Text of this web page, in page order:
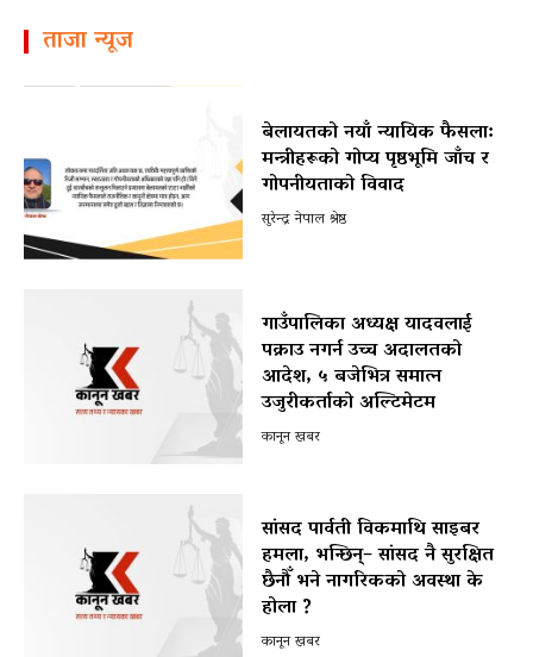
ताजा न्यूज
बेलायतको नयाँ न्यायिक फैसला:
मन्त्रीहरूको गोप्य पृष्ठभूमि जाँच र
गोपनीयताको विवाद
सुरेन्द्र नेपाल श्रेष्ठ
गाउँपालिका अध्यक्ष यादवलाई
पक्राउ नगर्न उच्च अदालतको
आदेश, ५ बजेभित्र समात्न
उजुरीकर्ताको अल्टिमेटम
कानून खबर
सांसद पार्वती विकमाथि साइबर
हमला, भन्छिन्– सांसद नै सुरक्षित
छैनौँ भने नागरिकको अवस्था के
होला ?
कानून खबर